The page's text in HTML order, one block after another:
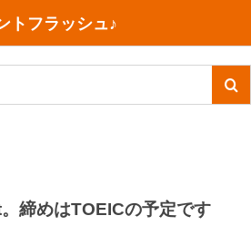
トフラッシュ♪
締めはTOEICの予定です